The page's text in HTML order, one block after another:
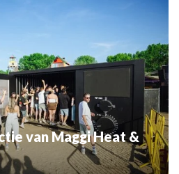
van Maggi Heat &